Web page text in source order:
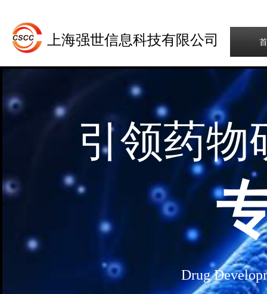
上海强世信息科技有限公司
引领药物
Drug